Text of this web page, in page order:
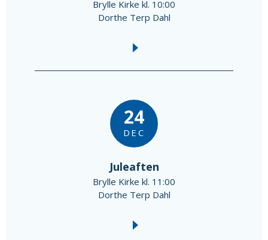
Brylle Kirke kl. 10:00
Dorthe Terp Dahl
24
DEC
Juleaften
Brylle Kirke kl. 11:00
Dorthe Terp Dahl